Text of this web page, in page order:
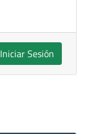
Iniciar Sesión